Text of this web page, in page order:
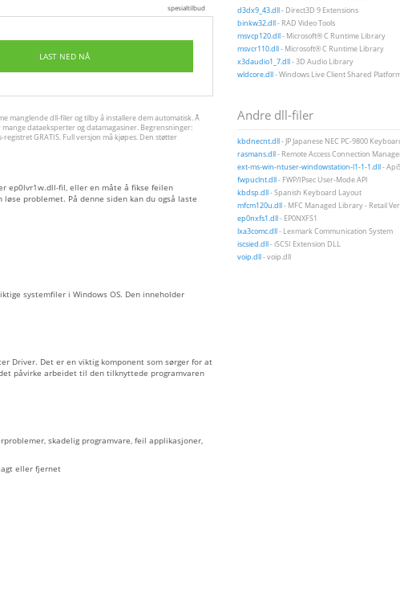
spesialtilbud
LAST NED NÅ
manglende dll-filer og tilby å installere dem automatisk. Å
dataeksperter og datamagasiner. Begrensninger:
GRATIS. Full versjon må kjøpes. Den støtter
ep0lvr1w.dll-fil, eller en måte å fikse feilen
problemet. På denne siden kan du også laste
systemfiler i Windows OS. Den inneholder
Driver. Det er en viktig komponent som sørger for at
påvirke arbeidet til den tilknyttede programvaren
skadelig programvare, feil applikasjoner,
eller fjernet
d3dx9_43.dll- Direct3D 9 Extensions
binkw32.dll- RAD Video Tools
msvcp120.dll- Microsoft® C Runtime Library
msvcr110.dll- Microsoft® C Runtime Library
x3daudio1_7.dll- 3D Audio Library
wldcore.dll- Windows Live Client Shared
Andre dll-filer
kbdnecnt.dll- JP Japanese NEC PC-9800
rasmans.dll- Remote Access Connection
ext-ms-win-ntuser-windowstation-l1-1-1.dll-
fwpuclnt.dll- FWP/IPsec User-Mode API
kbdsp.dll- Spanish Keyboard Layout
mfcm120u.dll- MFC Managed Library - Retail
ep0nxfs1.dll- EP0NXFS1
lxa3comc.dll- Lexmark Communication System
iscsied.dll- iSCSI Extension DLL
voip.dll- voip.dll